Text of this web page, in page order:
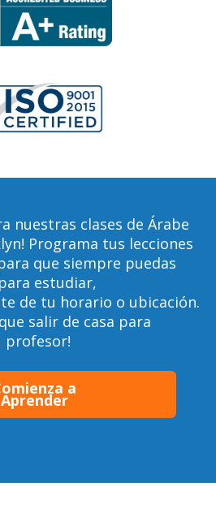
nuestras clases de Árabe
Programa tus lecciones
que siempre puedas
estudiar,
de tu horario o ubicación.
salir de casa para
profesor!
a
Aprender